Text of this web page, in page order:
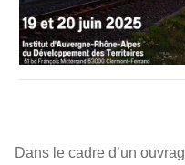
Dans le cadre d’un